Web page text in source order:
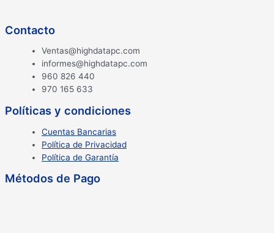
Contacto
Ventas@highdatapc.com
informes@highdatapc.com
960 826 440
970 165 633
Políticas y condiciones
Cuentas Bancarias
Política de Privacidad
Política de Garantía
Métodos de Pago